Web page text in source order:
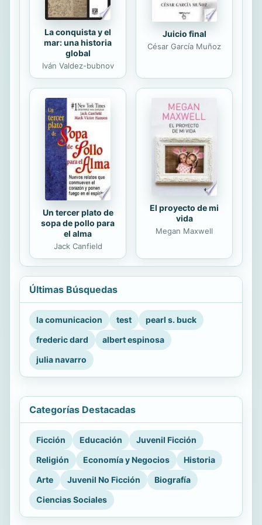
La conquista y el
mar: una historia
global
Iván Valdez-bubnov
Juicio final
César García Muñoz
Un tercer plato de
sopa de pollo para
el alma
Jack Canfield
El proyecto de mi
vida
Megan Maxwell
Últimas Búsquedas
la comunicacion test
pearl s. buck
frederic dard
albert espinosa
julia navarro
Categorías Destacadas
Ficción Educación
Juvenil Ficción
Religión
Economía y Negocios
Historia
Arte
Juvenil No Ficción
Biografía
Ciencias Sociales